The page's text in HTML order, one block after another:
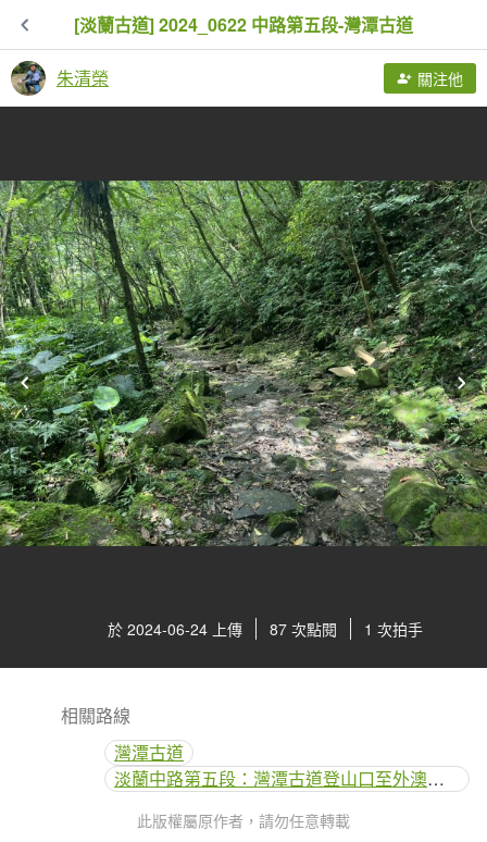
[淡蘭古道] 2024_0622 中路第五段-灣潭古道
朱清榮 關注他
於 2024-06-24 上傳 87 次點閱 1 次拍手
相關路線
灣潭古道
淡蘭中路第五段：灣潭古道登山口至外澳車站
此版權屬原作者，請勿任意轉載